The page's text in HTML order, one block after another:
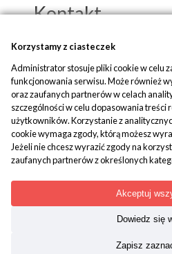
Kontakt
Popko - Centrum
ul. Piaskowa 1
42-700 Rusinowice
tel:+48 509 580 042
mail:biuro@popko.pl
Media społecznościowe:
YouTube|Facebook|
lekarskiej. Kopiowanie i
Korzystamy z ciasteczek
Administrator stosuje pliki cookie w celu
funkcjonowania serwisu. Może również
oraz zaufanych partnerów w celach
szczególności w celu dopasowania
użytkowników. Korzystanie z
cookie wymaga zgody, którą możesz
Jeżeli nie chcesz wyrazić zgody na
zaufanych partnerów z określonych
można wycofać w każdym momencie
cookie. Możliwość edycji zgód cookie
przyciskiem "Edytuj zgody cookie".
przetwarzaniem Twoich danych
Dowiedz się
Zapisz
Akceptuj